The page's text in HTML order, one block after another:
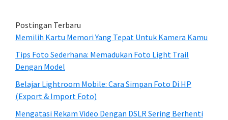
Postingan Terbaru
Memilih Kartu Memori Yang Tepat Untuk Kamera Kamu
Tips Foto Sederhana: Memadukan Foto Light Trail
Dengan Model
Belajar Lightroom Mobile: Cara Simpan Foto Di HP
(Export & Import Foto)
Mengatasi Rekam Video Dengan DSLR Sering Berhenti